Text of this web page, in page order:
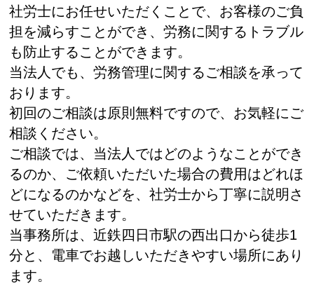
社労士にお任せいただくことで、お客様のご負
担を減らすことができ、労務に関するトラブル
も防止することができます。
当法人でも、労務管理に関するご相談を承って
おります。
初回のご相談は原則無料ですので、お気軽にご
相談ください。
ご相談では、当法人ではどのようなことができ
るのか、ご依頼いただいた場合の費用はどれほ
どになるのかなどを、社労士から丁寧に説明さ
せていただきます。
当事務所は、近鉄四日市駅の西出口から徒歩1
分と、電車でお越しいただきやすい場所にあり
ます。